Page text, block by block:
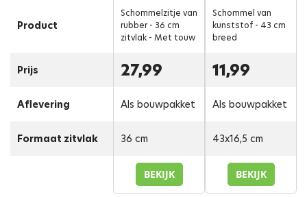
Product
Prijs
Aflevering
Formaat zitvlak
Schommelzitje van
rubber - 36 cm
zitvlak - Met touw
27,99
Als bouwpakket
36 cm
BEKIJK
Schommel van
kunststof - 43 cm
breed
11,99
Als bouwpakket
43x16,5 cm
BEKIJK